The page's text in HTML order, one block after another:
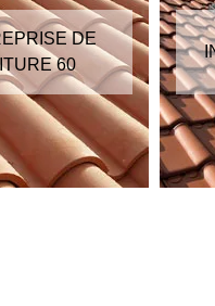
DE
60